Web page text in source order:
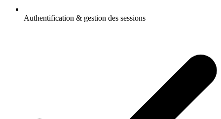
Authentification & gestion des sessions